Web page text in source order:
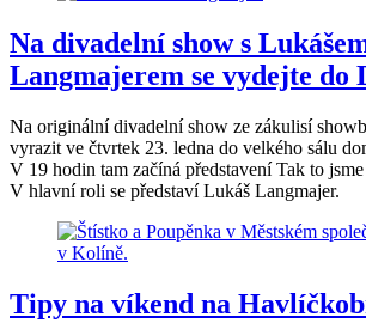
Na divadelní show s
Langmajerem se vydejte do
Na originální divadelní show ze zákulisí
vyrazit ve čtvrtek 23. ledna do velkého sálu
V 19 hodin tam začíná představení Tak to
V hlavní roli se představí Lukáš Langmajer.
Tipy na víkend na